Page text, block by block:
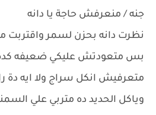
جنه / منعرفش حاجة يا دانه
نظرت دانه بحزن لسمر واقتربت
بس متعودتش عليكي ضعيفه كدة
متعرفيش انكل سراج ولا ايه دة
وياكل الحديد ده متربي علي